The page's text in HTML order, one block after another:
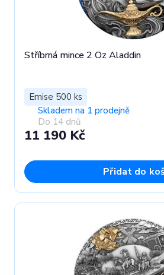
Stříbrná mince 2 Oz Aladdin
Emise 500 ks
Skladem na 1 prodejně
Do 14 dnů
11 190 Kč
Přidat do